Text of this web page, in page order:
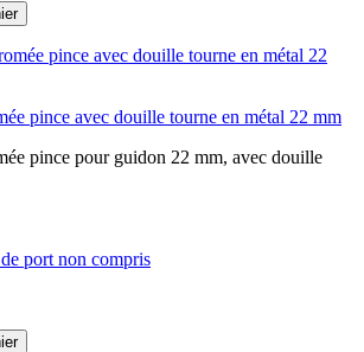
pince avec douille tourne en métal 22 mm
pince pour guidon 22 mm, avec douille
port non compris